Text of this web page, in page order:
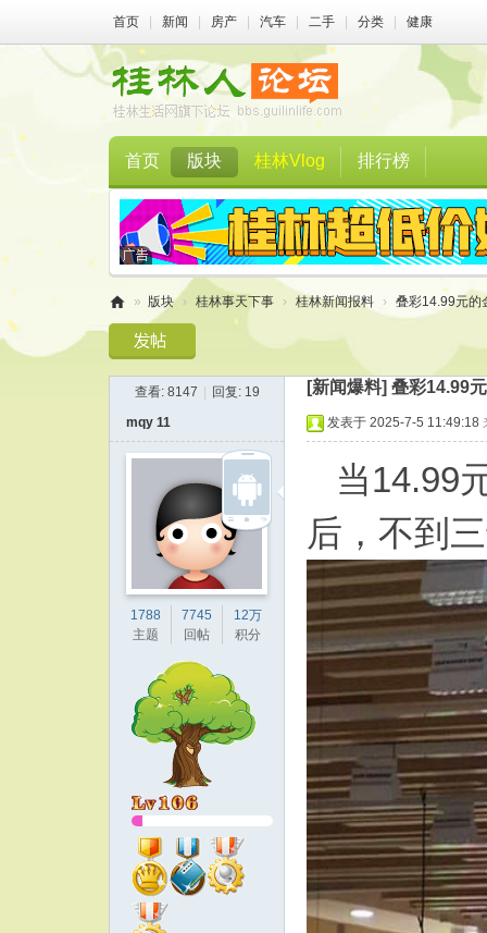
首页 新闻 房产 汽车 二手 分类 健康
首页 版块 桂林Vlog 排行榜
林
» 版块 › 桂林事天下事 › 桂林新闻报料 › 叠彩14.99元的
查看: 8147 回复: 19 [新闻爆料] 叠彩14.99
mqy 11
1788
主题
7745
回帖
12万
积分
发表于 2025-7-5 11:49:18
当14.99
后，不到